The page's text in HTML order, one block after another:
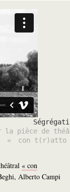
la pièce de
«
con t(r)atto
« con
Alberto Campi